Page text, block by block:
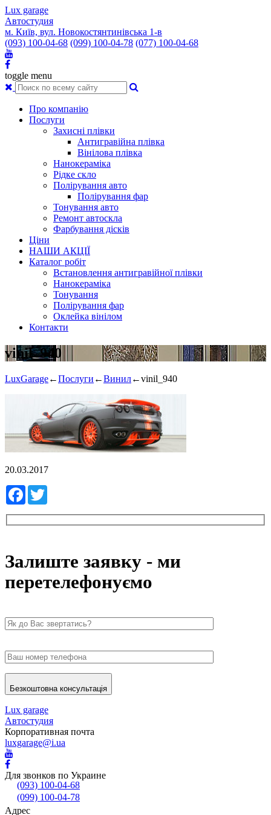
Lux garage
Автостудия
м. Київ, вул. Новокостянтинівська 1-в
(093) 100-04-68 (099) 100-04-78 (077) 100-04-68
toggle menu
Про компанію
Послуги
Захисні плівки
Антигравійна плівка
Вінілова плівка
Нанокераміка
Рідке скло
Полірування авто
Полірування фар
Тонування авто
Ремонт автоскла
Фарбування дісків
Ціни
НАШИ АКЦІЇ
Каталог робіт
Встановлення антигравійної плівки
Нанокераміка
Тонування
Полірування фар
Оклейка вінілом
Контакти
vinil_940
LuxGarage←Послуги ←Винил←vinil_940
20.03.2017
Facebook
Залиште заявку - ми
перетелефонуємо
Безкоштовна консультація
Lux garage
Автостудия
Корпоративная почта
luxgarage@i.ua
Для звонков по Украине
(093) 100-04-68
(099) 100-04-78
Адрес